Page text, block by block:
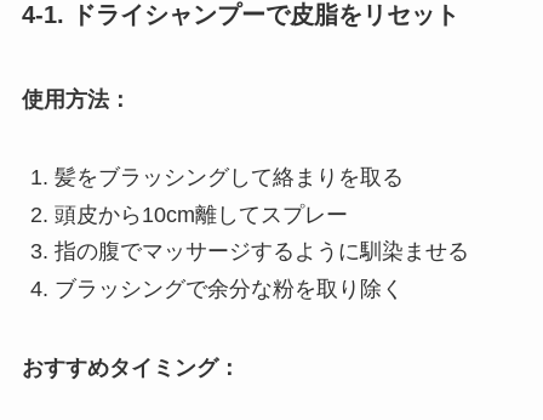
4-1. ドライシャンプーで皮脂をリセット
使用方法：
髪をブラッシングして絡まりを取る
頭皮から10cm離してスプレー
指の腹でマッサージするように馴染ませる
ブラッシングで余分な粉を取り除く
おすすめタイミング：